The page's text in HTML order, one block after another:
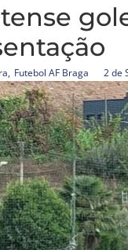
, Futebol AF Braga 2 de